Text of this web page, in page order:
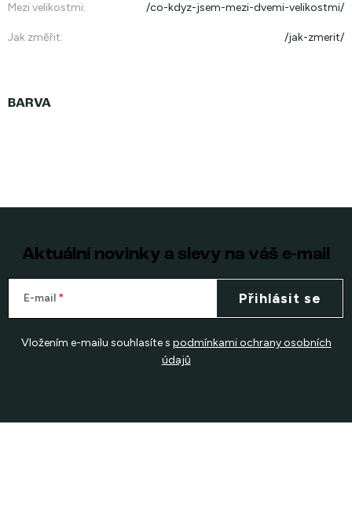
Mezi velikostmi: /co-kdyz-jsem-mezi-dvemi-velikostmi/
Jak změřit: /jak-zmerit/
Aktuální novinky a slevy na váš e-mail
E-mail
Vložením e-mailu souhlasíte s podmínkami ochrany osobních
údajů
Přihlásit se